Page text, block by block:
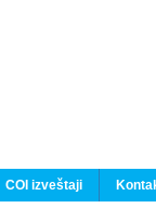
COI izveštaji